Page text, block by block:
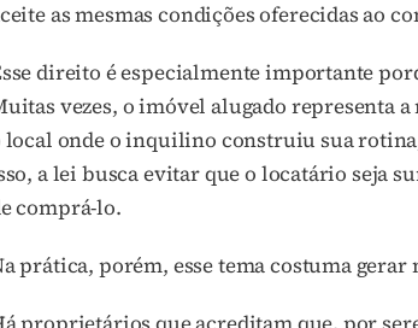
as mesmas condições oferecidas ao
direito é especialmente importante
vezes, o imóvel alugado representa
local onde o inquilino construiu sua
a lei busca evitar que o locatário seja
comprá-lo.
prática, porém, esse tema costuma